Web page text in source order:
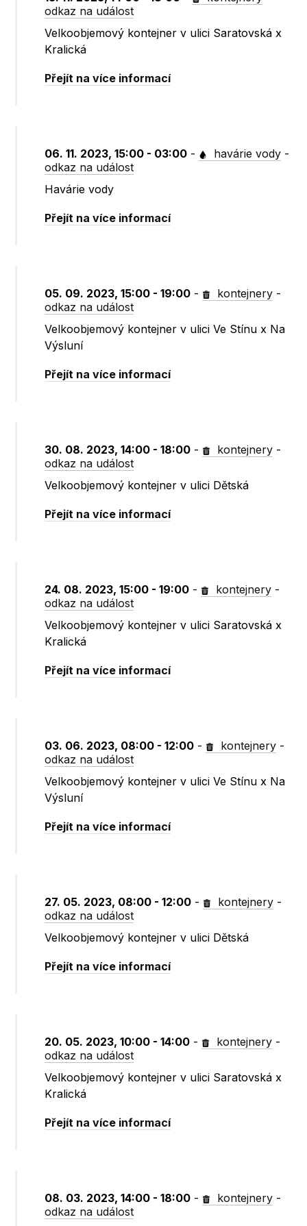
odkaz na událost
Velkoobjemový kontejner v ulici Saratovská x
Kralická
Přejít na více informací
06. 11. 2023, 15:00 - 03:00 - havárie vody -
odkaz na událost
Havárie vody
Přejít na více informací
05. 09. 2023, 15:00 - 19:00 - kontejnery -
odkaz na událost
Velkoobjemový kontejner v ulici Ve Stínu x Na
Výsluní
Přejít na více informací
30. 08. 2023, 14:00 - 18:00 - kontejnery -
odkaz na událost
Velkoobjemový kontejner v ulici Dětská
Přejít na více informací
24. 08. 2023, 15:00 - 19:00 - kontejnery -
odkaz na událost
Velkoobjemový kontejner v ulici Saratovská x
Kralická
Přejít na více informací
03. 06. 2023, 08:00 - 12:00 - kontejnery -
odkaz na událost
Velkoobjemový kontejner v ulici Ve Stínu x Na
Výsluní
Přejít na více informací
27. 05. 2023, 08:00 - 12:00 - kontejnery -
odkaz na událost
Velkoobjemový kontejner v ulici Dětská
Přejít na více informací
20. 05. 2023, 10:00 - 14:00 - kontejnery -
odkaz na událost
Velkoobjemový kontejner v ulici Saratovská x
Kralická
Přejít na více informací
08. 03. 2023, 14:00 - 18:00 - kontejnery -
odkaz na událost